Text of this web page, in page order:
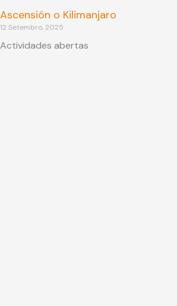
Ascensión o Kilimanjaro
12 Setembro, 2025
Actividades abertas